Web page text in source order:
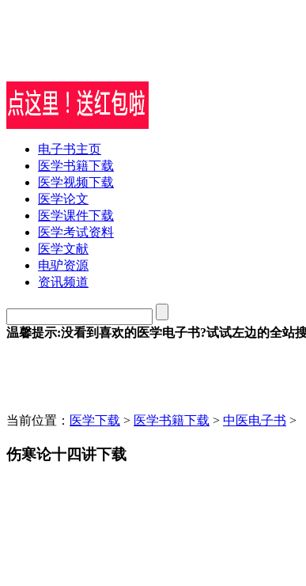
电子书主页
医学书籍下载
医学视频下载
医学论文
医学课件下载
医学考试资料
医学文献
电驴资源
资讯频道
温馨提示:没看到喜欢的医学电子书?试试左边的全站
当前位置： 医学下载 > 医学书籍下载 > 中医电子书 >
伤寒论十四讲下载